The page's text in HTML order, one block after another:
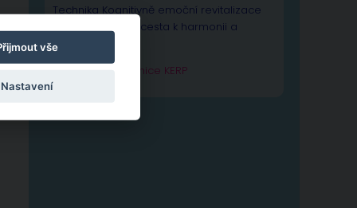
Technika Kognitivně emoční revitalizace
psychiky – Vaše cesta k harmonii a
výkonnosti duše.
Zjistit více o technice KERP
vše
Nastavení